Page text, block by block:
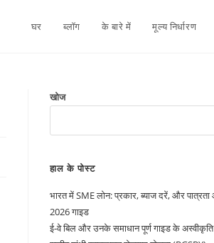
घर ब्लॉग के बारे में मूल्य निर्धारण
खोज
हाल के पोस्ट
भारत में SME लोन: प्रकार, ब्याज दरें, और
2026 गाइड
ई-वे बिल और उनके समाधान पूर्ण गाइड के